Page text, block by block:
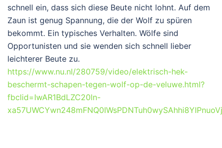
schnell ein, dass sich diese Beute nicht lohnt. Auf dem
Zaun ist genug Spannung, die der Wolf zu spüren
bekommt. Ein typisches Verhalten. Wölfe sind
Opportunisten und sie wenden sich schnell lieber
leichterer Beute zu.
https://www.nu.nl/280759/video/elektrisch-hek-
beschermt-schapen-tegen-wolf-op-de-veluwe.html?
fbclid=IwAR1BdLZC20ln-